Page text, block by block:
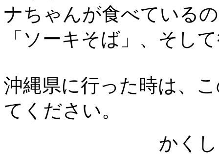
ナちゃんが食べている
「ソーキそば」、そし
沖縄県に行った時は、
てください。
かく